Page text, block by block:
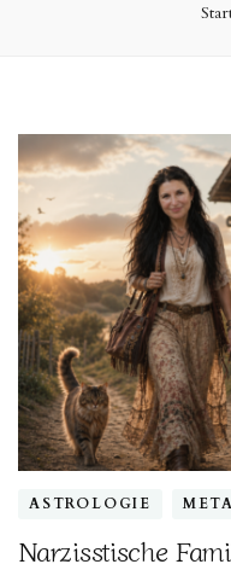
ASTROLOGIE
Narzisstische